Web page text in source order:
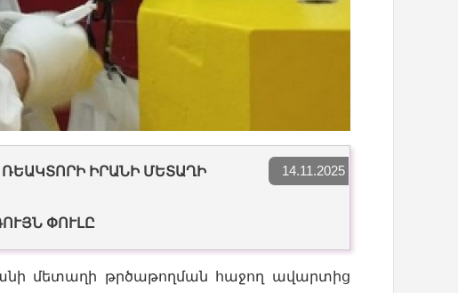
14.11.2025
ԻՐԱՆԻ ՄԵՏԱՂԻ
ՓՈՒԼԸ
մետաղի թրծաթողման հաջող ավարտից